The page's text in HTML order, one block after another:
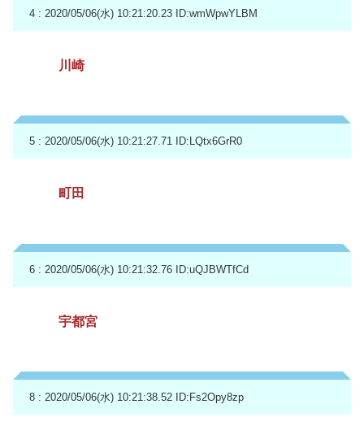
4 : 2020/05/06(水) 10:21:20.23 ID:wmWpwYLBM
川崎
5 : 2020/05/06(水) 10:21:27.71 ID:LQtx6GrR0
町田
6 : 2020/05/06(水) 10:21:32.76 ID:uQJBWTfCd
宇都宮
8 : 2020/05/06(水) 10:21:38.52 ID:Fs2Opy8zp